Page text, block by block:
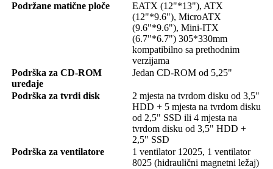
Podržane matične ploče
EATX (12"*13"), ATX
(12"*9.6"), MicroATX
(9.6"*9.6"), Mini-ITX
(6.7"*6.7") 305*330mm
kompatibilno sa prethodnim
verzijama
Podrška za CD-ROM
uređaje
Jedan CD-ROM od 5,25"
Podrška za tvrdi disk
2 mjesta na tvrdom disku od 3,5"
HDD + 5 mjesta na tvrdom disku
od 2,5" SSD ili 4 mjesta na
tvrdom disku od 3,5" HDD +
2,5" SSD
Podrška za ventilatore
1 ventilator 12025, 1 ventilator
8025 (hidraulični magnetni ležaj)